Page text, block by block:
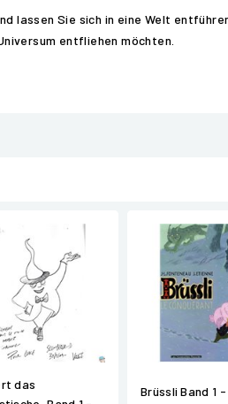
lassen Sie sich in eine Welt
entfliehen möchten.
das
Brüssli Band 1